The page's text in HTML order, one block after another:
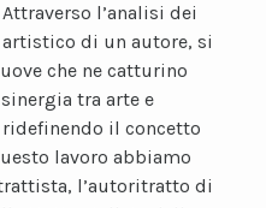
l’analisi dei
di un autore, si
che ne catturino
sinergia tra arte e
il concetto
lavoro abbiamo
l’autoritratto di